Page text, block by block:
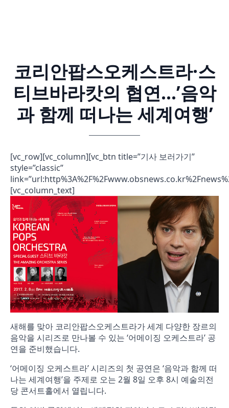
코리안팝스오케스트라·스
티브바라캇의 협연…’음악
과 함께 떠나는 세계여행’
[vc_row][vc_column][vc_btn title=”기사 보러가기”
style=”classic”
[vc_column_text]
새해를 맞아 코리안팝스오케스트라가 세계 다양한 장르의
음악을 시리즈로 만나볼 수 있는 ‘어메이징 오케스트라’ 공
연을 준비했습니다.
‘어메이징 오케스트라’ 시리즈의 첫 공연은 ‘음악과 함께 떠
나는 세계여행’을 주제로 오는 2월 8일 오후 8시 예술의전
당 콘서트홀에서 열립니다.